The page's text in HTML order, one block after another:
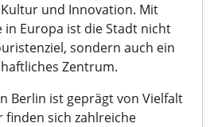
und Innovation. Mit
in Europa ist die Stadt nicht
sondern auch ein
Zentrum.
Berlin ist geprägt von Vielfalt
finden sich zahlreiche